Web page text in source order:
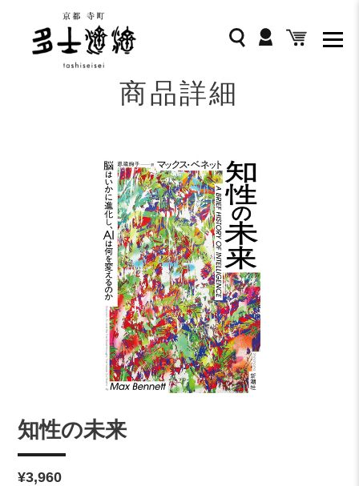
検索 ログインカート
商品詳細
知性の未来
通
¥3,960